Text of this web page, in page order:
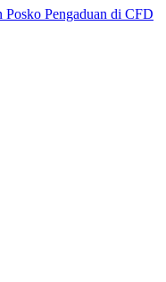
Posko Pengaduan di CFD